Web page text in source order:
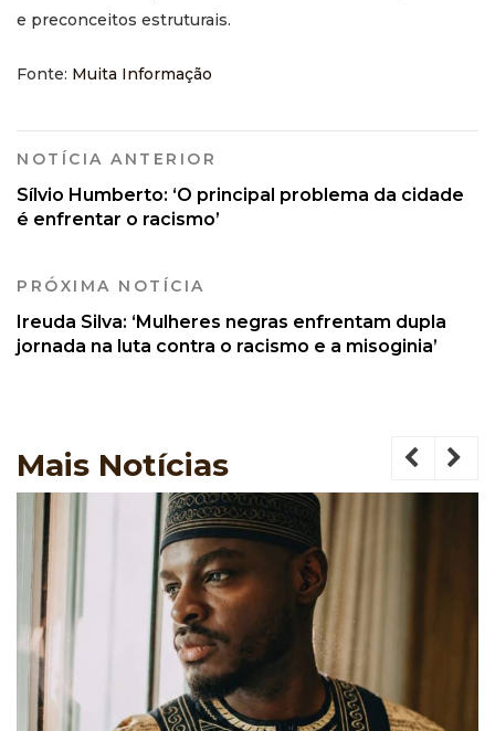
e preconceitos estruturais.
Fonte: Muita Informação
NOTÍCIA ANTERIOR
Sílvio Humberto: ‘O principal problema da cidade
é enfrentar o racismo’
PRÓXIMA NOTÍCIA
Ireuda Silva: ‘Mulheres negras enfrentam dupla
jornada na luta contra o racismo e a misoginia’
Mais Notícias